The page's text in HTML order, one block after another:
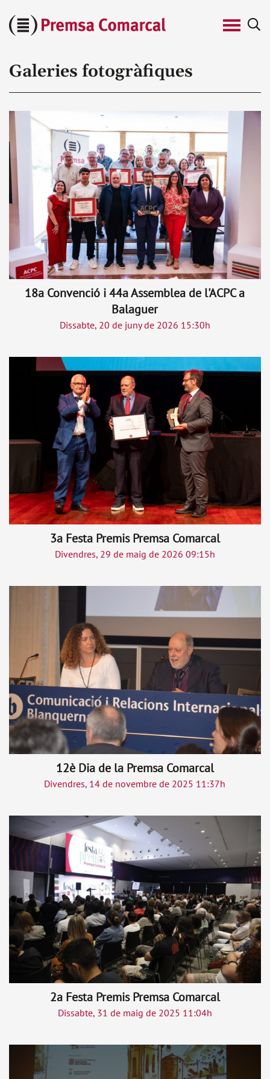
Cerca
Galeries fotogràfiques
18a Convenció i 44a Assemblea de l'ACPC a
Balaguer
Dissabte, 20 de juny de 2026 15:30h
3a Festa Premis Premsa Comarcal
Divendres, 29 de maig de 2026 09:15h
12è Dia de la Premsa Comarcal
Divendres, 14 de novembre de 2025 11:37h
2a Festa Premis Premsa Comarcal
Dissabte, 31 de maig de 2025 11:04h